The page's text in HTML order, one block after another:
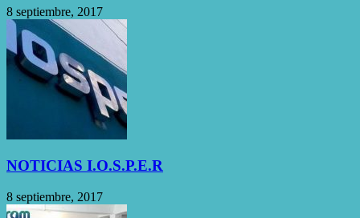
8 septiembre, 2017
NOTICIAS I.O.S.P.E.R
8 septiembre, 2017